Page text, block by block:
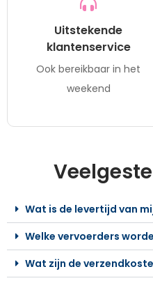
Uitstekende
klantenservice
Ook bereikbaar in het
weekend
Wat is de levertijd van
Welke vervoerders
Wat zijn de